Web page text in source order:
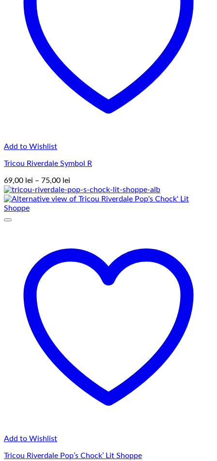
Add to Wishlist
Tricou Riverdale Symbol R
69,00 lei – 75,00 lei
de
prețuri:
Add to Wishlist
Tricou Riverdale Pop’s Chock’ Lit Shoppe